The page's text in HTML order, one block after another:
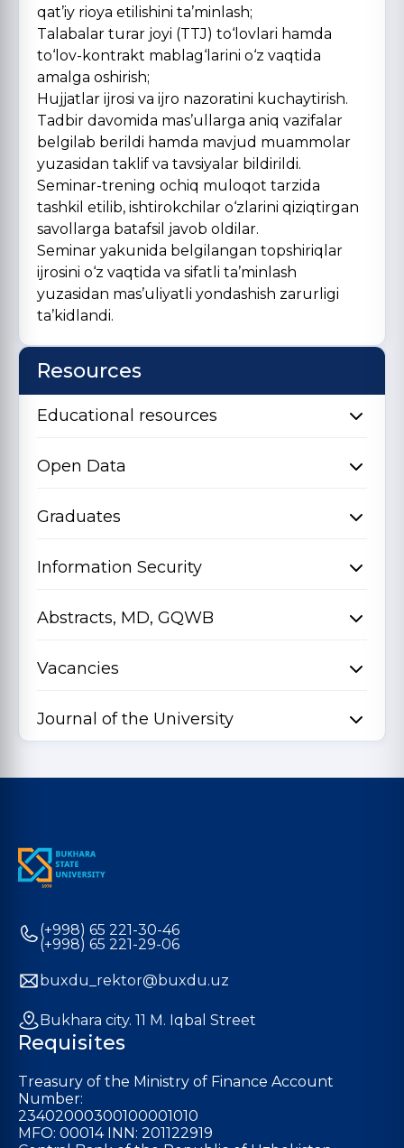
qat’iy rioya etilishini ta’minlash;
Talabalar turar joyi (TTJ) to‘lovlari hamda
to‘lov-kontrakt mablag‘larini o‘z vaqtida
amalga oshirish;
Hujjatlar ijrosi va ijro nazoratini kuchaytirish.
Tadbir davomida mas’ullarga aniq vazifalar
belgilab berildi hamda mavjud muammolar
yuzasidan taklif va tavsiyalar bildirildi.
Seminar-trening ochiq muloqot tarzida
tashkil etilib, ishtirokchilar o‘zlarini qiziqtirgan
savollarga batafsil javob oldilar.
Seminar yakunida belgilangan topshiriqlar
ijrosini o‘z vaqtida va sifatli ta’minlash
yuzasidan mas’uliyatli yondashish zarurligi
ta’kidlandi.
Resources
Educational resources
Open Data
Graduates
Information Security
Abstracts, MD, GQWB
Vacancies
Journal of the University
(+998) 65 221-30-46
(+998) 65 221-29-06
buxdu_rektor@buxdu.uz
Bukhara city. 11 M. Iqbal Street
Requisites
Treasury of the Ministry of Finance Account
Number:
23402000300100001010
MFO: 00014 INN: 201122919